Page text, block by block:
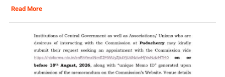
Read More